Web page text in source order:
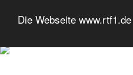
Die Webseite